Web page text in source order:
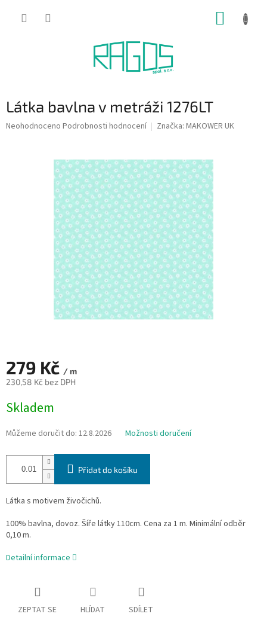
Látka bavlna v metráži 1276LT
Průměrné
Neohodnoceno Podrobnosti hodnocení Značka: MAKOWER UK
279 Kč / m
230,58 Kč bez DPH
cena:
Skladem
Můžeme doručit do: 12.8.2026 Možnosti doručení
Přidat do košíku
Látka s motivem živočichů.
100% bavlna, dovoz. Šíře látky 110cm. Cena za 1 m. Minimální odběr
0,10 m.
Detailní informace
ZEPTAT SE HLÍDAT SDÍLET